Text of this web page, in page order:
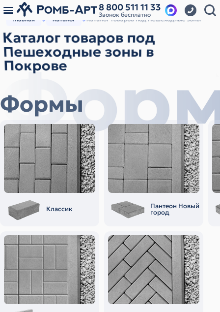
8 800 511 11 33
Звонок бесплатно
Главная Каталог Каталог товаров под Пешеходные зоны
Каталог товаров под
Пешеходные зоны в
Покрове
Формы
Классик Пантеон Новый
город